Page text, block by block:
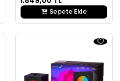
Sepete Ekle